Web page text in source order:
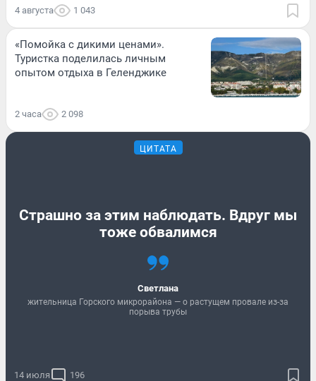
4 августа 1 043
«Помойка с дикими ценами».
Туристка поделилась личным
опытом отдыха в Геленджике
2 часа 2 098
ЦИТАТА
Страшно за этим наблюдать. Вдруг мы
тоже обвалимся
Светлана
жительница Горского микрорайона — о растущем провале из-за
порыва трубы
14 июля 196